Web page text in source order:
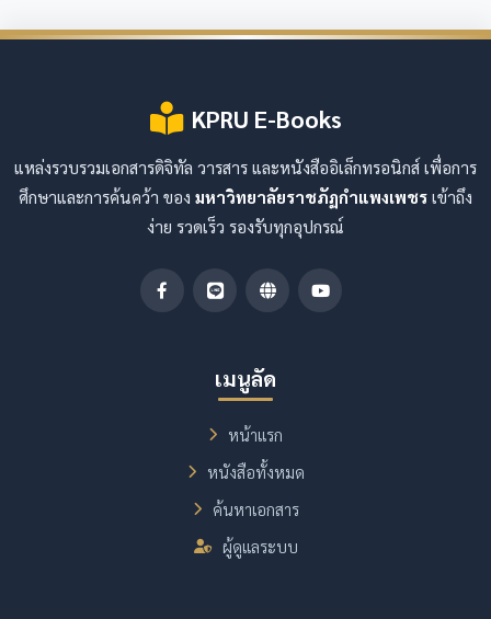
KPRU E-Books
แหล่งรวบรวมเอกสารดิจิทัล วารสาร และหนังสืออิเล็กทรอนิกส์ เพื่อการ
ศึกษาและการค้นคว้า ของ มหาวิทยาลัยราชภัฏกำแพงเพชร เข้าถึง
ง่าย รวดเร็ว รองรับทุกอุปกรณ์
เมนูลัด
หน้าแรก
หนังสือทั้งหมด
ค้นหาเอกสาร
ผู้ดูแลระบบ